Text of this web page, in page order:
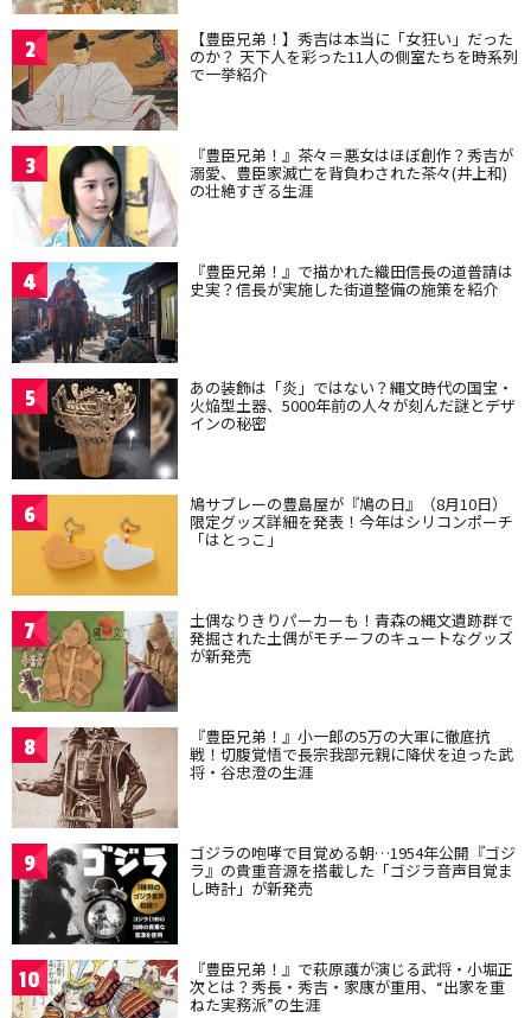
2 【豊臣兄弟！】秀吉は本当に「女狂い」だった
のか？ 天下人を彩った11人の側室たちを時系列
で一挙紹介
3 『豊臣兄弟！』茶々＝悪女はほぼ創作？秀吉が
溺愛、豊臣家滅亡を背負わされた茶々(井上和)
の壮絶すぎる生涯
4 『豊臣兄弟！』で描かれた織田信長の道普請は
史実？信長が実施した街道整備の施策を紹介
5 あの装飾は「炎」ではない？縄文時代の国宝・
火焔型土器、5000年前の人々が刻んだ謎とデザ
インの秘密
6 鳩サブレーの豊島屋が『鳩の日』（8月10日）
限定グッズ詳細を発表！今年はシリコンポーチ
「はとっこ」
7 土偶なりきりパーカーも！青森の縄文遺跡群で
発掘された土偶がモチーフのキュートなグッズ
が新発売
8 『豊臣兄弟！』小一郎の5万の大軍に徹底抗
戦！切腹覚悟で長宗我部元親に降伏を迫った武
将・谷忠澄の生涯
9 ゴジラの咆哮で目覚める朝…1954年公開『ゴジ
ラ』の貴重音源を搭載した「ゴジラ音声目覚ま
し時計」が新発売
10 『豊臣兄弟！』で萩原護が演じる武将・小堀正
次とは？秀長・秀吉・家康が重用、“出家を重
ねた実務派”の生涯